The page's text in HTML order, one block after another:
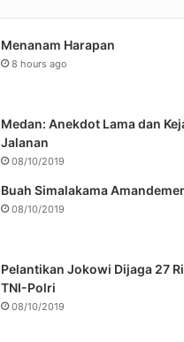
Menanam Harapan
8 hours ago
Medan: Anekdot Lama dan
Jalanan
08/10/2019
Buah Simalakama
08/10/2019
Pelantikan Jokowi Dijaga 27
TNI-Polri
08/10/2019